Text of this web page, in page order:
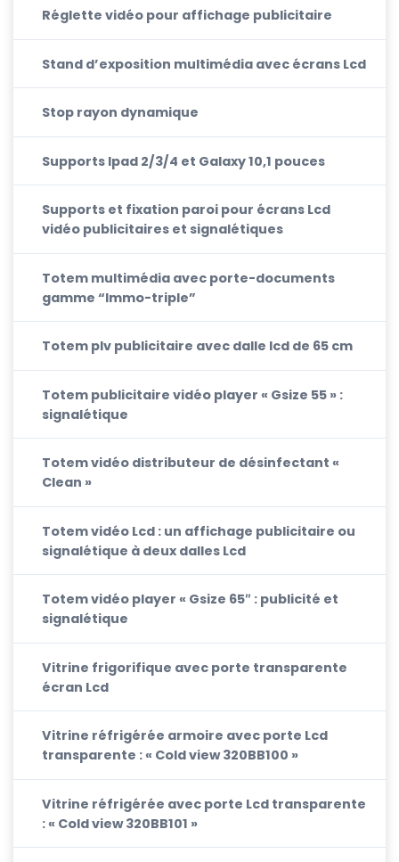
Réglette vidéo pour affichage publicitaire
Stand d’exposition multimédia avec écrans Lcd
Stop rayon dynamique
Supports Ipad 2/3/4 et Galaxy 10,1 pouces
Supports et fixation paroi pour écrans Lcd
vidéo publicitaires et signalétiques
Totem multimédia avec porte-documents
gamme “Immo-triple”
Totem plv publicitaire avec dalle lcd de 65 cm
Totem publicitaire vidéo player « Gsize 55 » :
signalétique
Totem vidéo distributeur de désinfectant «
Clean »
Totem vidéo Lcd : un affichage publicitaire ou
signalétique à deux dalles Lcd
Totem vidéo player « Gsize 65″ : publicité et
signalétique
Vitrine frigorifique avec porte transparente
écran Lcd
Vitrine réfrigérée armoire avec porte Lcd
transparente : « Cold view 320BB100 »
Vitrine réfrigérée avec porte Lcd transparente
: « Cold view 320BB101 »